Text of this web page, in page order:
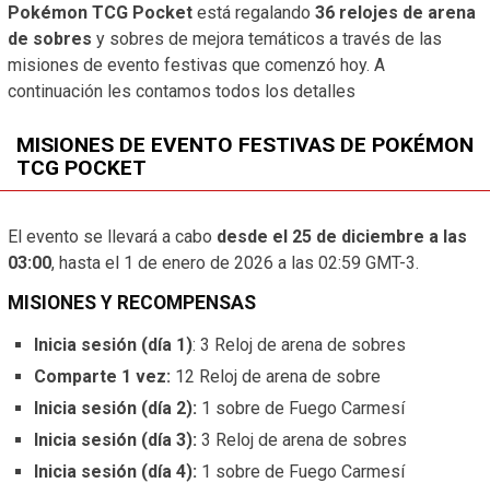
Pokémon TCG Pocket está regalando 36 relojes de arena
de sobres y sobres de mejora temáticos a través de las
misiones de evento festivas que comenzó hoy. A
continuación les contamos todos los detalles
MISIONES DE EVENTO FESTIVAS DE POKÉMON
TCG POCKET
El evento se llevará a cabo desde el 25 de diciembre a las
03:00, hasta el 1 de enero de 2026 a las 02:59 GMT-3.
MISIONES Y RECOMPENSAS
Inicia sesión (día 1): 3 Reloj de arena de sobres
Comparte 1 vez: 12 Reloj de arena de sobre
Inicia sesión (día 2): 1 sobre de Fuego Carmesí
Inicia sesión (día 3): 3 Reloj de arena de sobres
Inicia sesión (día 4): 1 sobre de Fuego Carmesí